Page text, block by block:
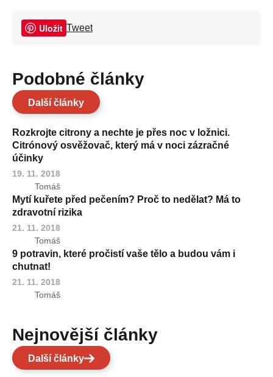
Uložit Tweet
Podobné články
Další články
Rozkrojte citrony a nechte je přes noc v ložnici.
Citrónový osvěžovač, který má v noci zázračné
účinky
19. 11. 2018
Tomáš
Mytí kuřete před pečením? Proč to nedělat? Má to
zdravotní rizika
21. 11. 2018
Tomáš
9 potravin, které pročistí vaše tělo a budou vám i
chutnat!
21. 11. 2018
Tomáš
Nejnovější články
Další články